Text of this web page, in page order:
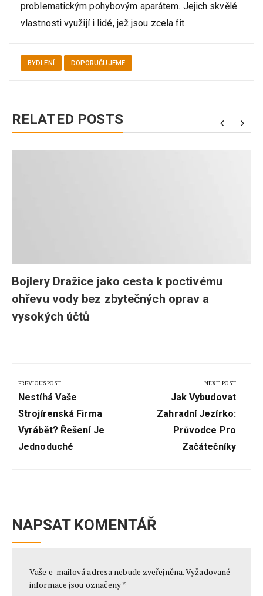
problematickým pohybovým aparátem. Jejich skvělé
vlastnosti využijí i lidé, jež jsou zcela fit.
BYDLENÍ DOPORUČUJEME
RELATED POSTS
Bojlery Dražice jako cesta k poctivému
ohřevu vody bez zbytečných oprav a
vysokých účtů
pro
příspěvek
PREVIOUS POST
Previous
Post:
Nestíhá Vaše
Strojírenská Firma
Vyrábět? Řešení Je
Jednoduché
NEXT POST
Next
Post:
Jak Vybudovat
Zahradní Jezírko:
Průvodce Pro
Začátečníky
NAPSAT KOMENTÁŘ
Vaše e-mailová adresa nebude zveřejněna.Vyžadované
informace jsou označeny*